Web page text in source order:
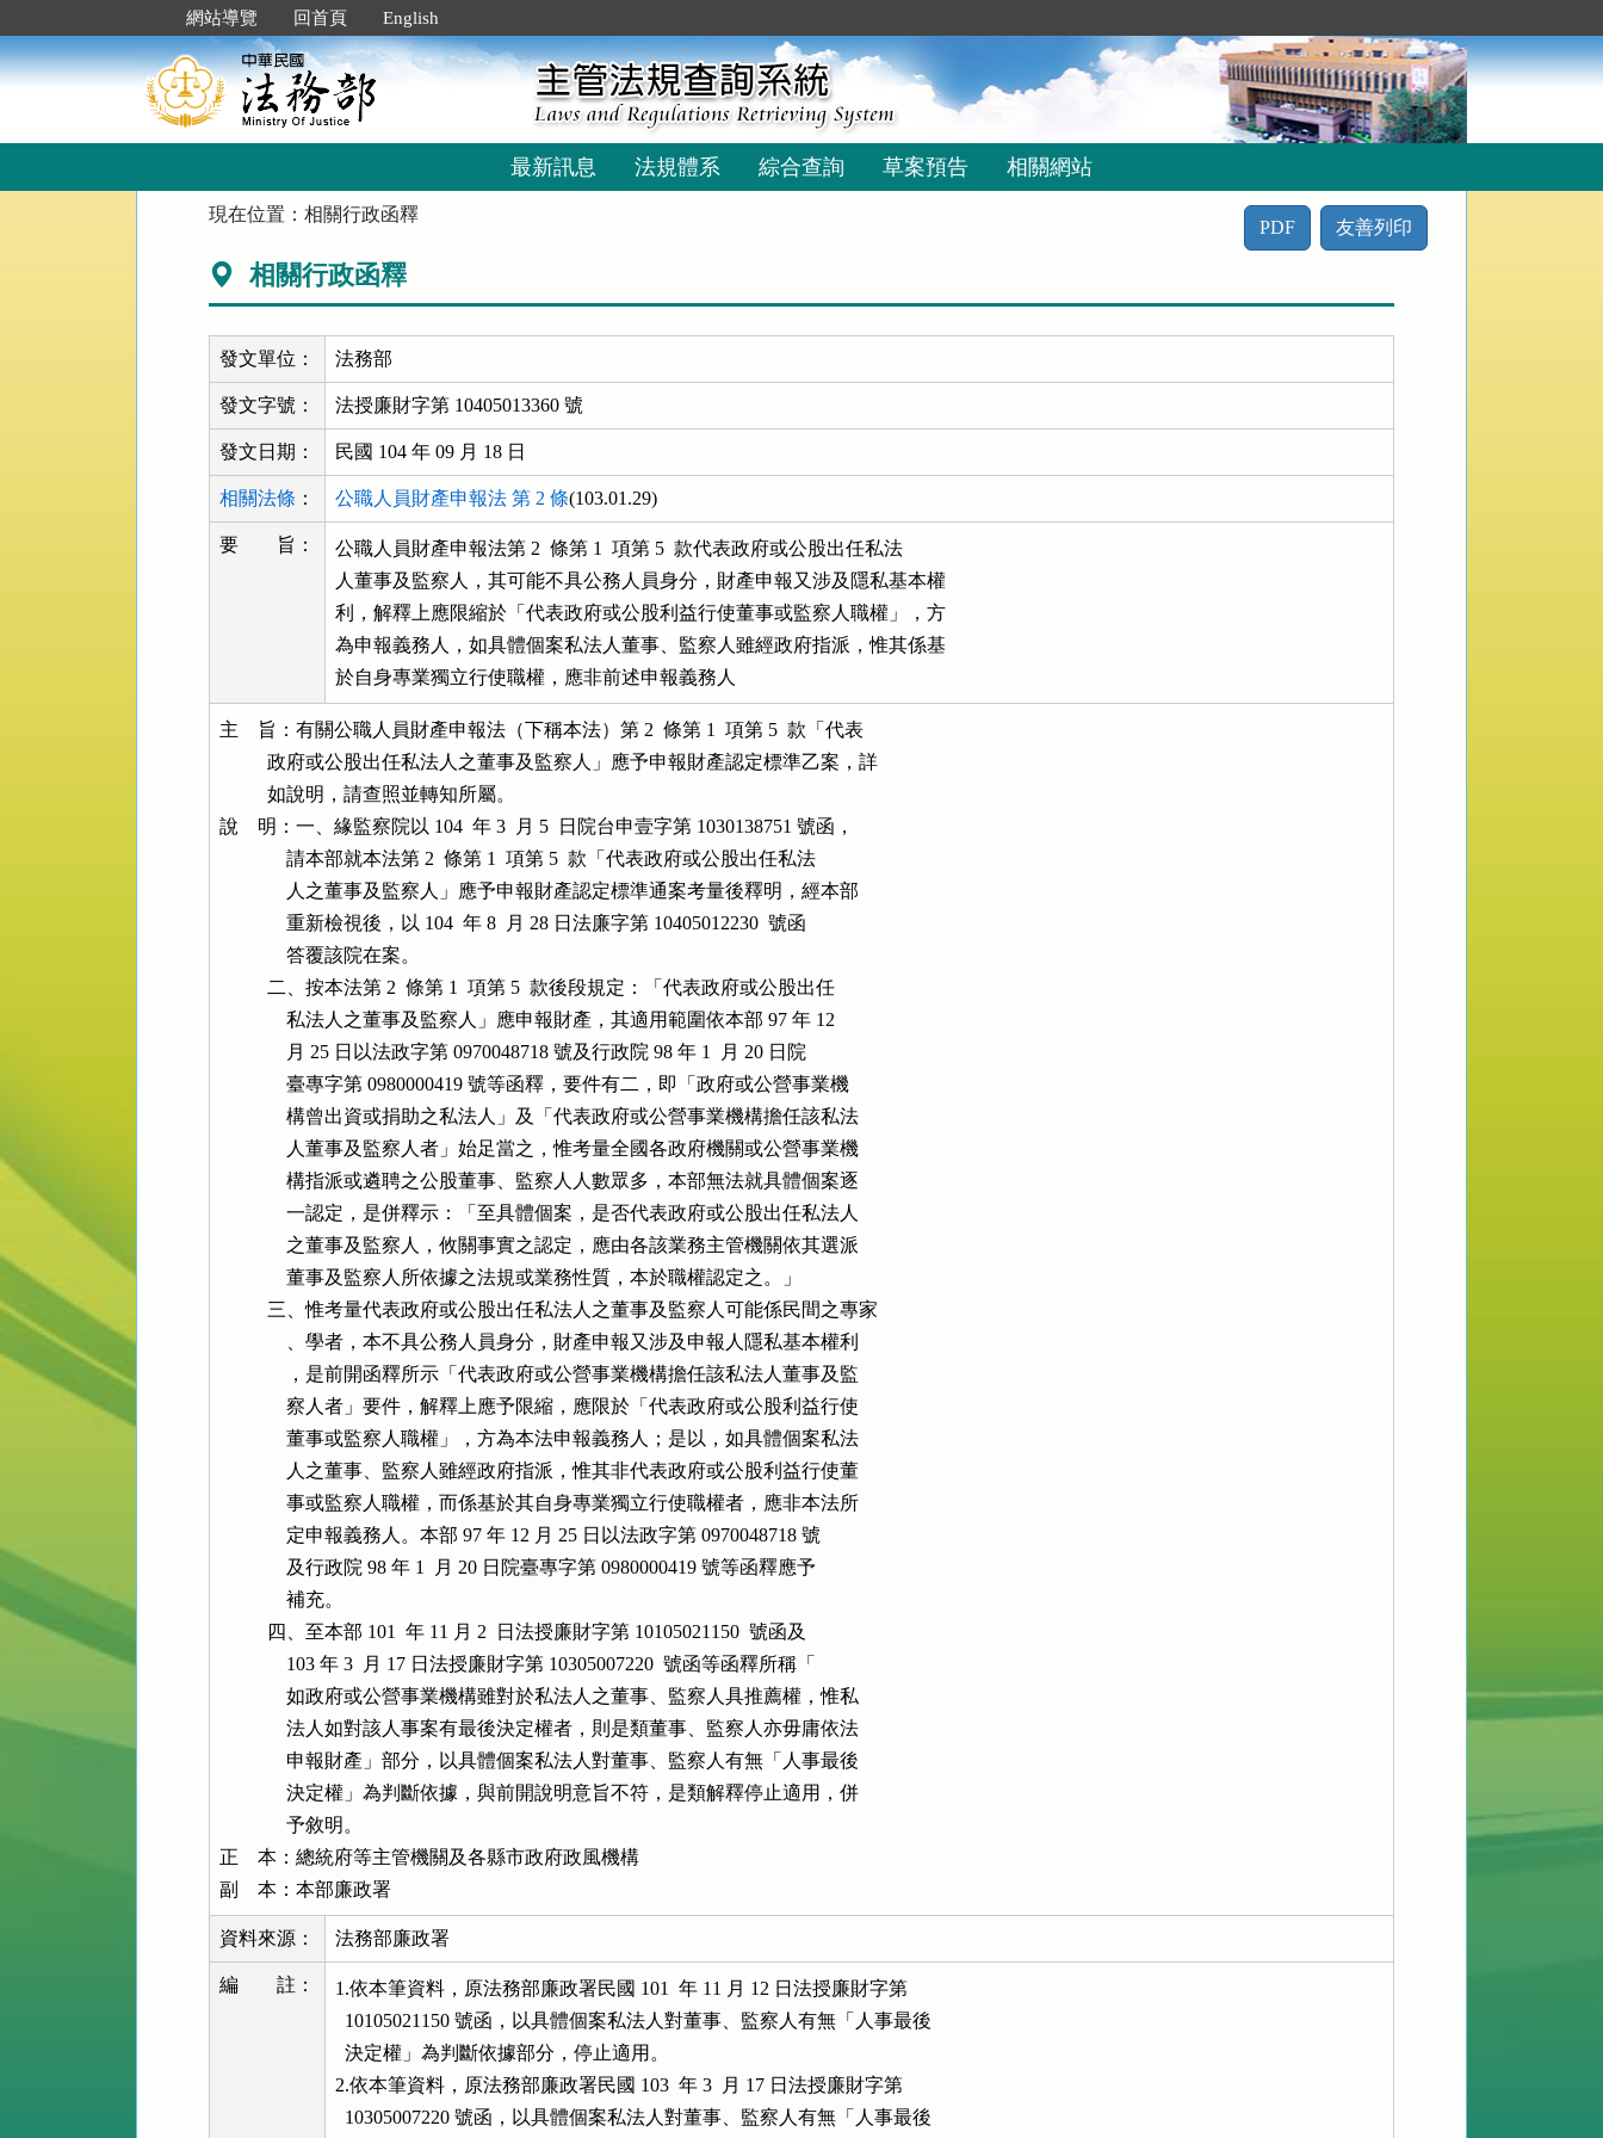
到
主
要
網站導覽 回首頁 English
最新訊息 法規體系 綜合查詢 草案預告 相關網站
現在位置：相關行政函釋
PDF 友善列印
相關行政函釋
發文單位： 法務部
發文字號： 法授廉財字第 10405013360 號
發文日期： 民國 104 年 09 月 18 日
相關法條 ： 公職人員財產申報法 第 2 條(103.01.29)
要 旨：
公職人員財產申報法第 2  條第 1  項第 5  款代表政府或公股出任私法
人董事及監察人，其可能不具公務人員身分，財產申報又涉及隱私基本權
利，解釋上應限縮於「代表政府或公股利益行使董事或監察人職權」，方
為申報義務人，如具體個案私法人董事、監察人雖經政府指派，惟其係基
於自身專業獨立行使職權，應非前述申報義務人
主    旨：有關公職人員財產申報法（下稱本法）第 2  條第 1  項第 5  款「代表
          政府或公股出任私法人之董事及監察人」應予申報財產認定標準乙案，詳
          如說明，請查照並轉知所屬。
說    明：一、緣監察院以 104  年 3  月 5  日院台申壹字第 1030138751 號函，
              請本部就本法第 2  條第 1  項第 5  款「代表政府或公股出任私法
              人之董事及監察人」應予申報財產認定標準通案考量後釋明，經本部
              重新檢視後，以 104  年 8  月 28 日法廉字第 10405012230  號函
              答覆該院在案。
          二、按本法第 2  條第 1  項第 5  款後段規定：「代表政府或公股出任
              私法人之董事及監察人」應申報財產，其適用範圍依本部 97 年 12
              月 25 日以法政字第 0970048718 號及行政院 98 年 1  月 20 日院
              臺專字第 0980000419 號等函釋，要件有二，即「政府或公營事業機
              構曾出資或捐助之私法人」及「代表政府或公營事業機構擔任該私法
              人董事及監察人者」始足當之，惟考量全國各政府機關或公營事業機
              構指派或遴聘之公股董事、監察人人數眾多，本部無法就具體個案逐
              一認定，是併釋示：「至具體個案，是否代表政府或公股出任私法人
              之董事及監察人，攸關事實之認定，應由各該業務主管機關依其選派
              董事及監察人所依據之法規或業務性質，本於職權認定之。」
          三、惟考量代表政府或公股出任私法人之董事及監察人可能係民間之專家
              、學者，本不具公務人員身分，財產申報又涉及申報人隱私基本權利
              ，是前開函釋所示「代表政府或公營事業機構擔任該私法人董事及監
              察人者」要件，解釋上應予限縮，應限於「代表政府或公股利益行使
              董事或監察人職權」，方為本法申報義務人；是以，如具體個案私法
              人之董事、監察人雖經政府指派，惟其非代表政府或公股利益行使董
              事或監察人職權，而係基於其自身專業獨立行使職權者，應非本法所
              定申報義務人。本部 97 年 12 月 25 日以法政字第 0970048718 號
              及行政院 98 年 1  月 20 日院臺專字第 0980000419 號等函釋應予
              補充。
          四、至本部 101  年 11 月 2  日法授廉財字第 10105021150  號函及
              103 年 3  月 17 日法授廉財字第 10305007220  號函等函釋所稱「
              如政府或公營事業機構雖對於私法人之董事、監察人具推薦權，惟私
              法人如對該人事案有最後決定權者，則是類董事、監察人亦毋庸依法
              申報財產」部分，以具體個案私法人對董事、監察人有無「人事最後
              決定權」為判斷依據，與前開說明意旨不符，是類解釋停止適用，併
              予敘明。
正    本：總統府等主管機關及各縣市政府政風機構
副    本：本部廉政署
資料來源： 法務部廉政署
編 註：
1.依本筆資料，原法務部廉政署民國 101  年 11 月 12 日法授廉財字第
  10105021150 號函，以具體個案私法人對董事、監察人有無「人事最後
  決定權」為判斷依據部分，停止適用。
2.依本筆資料，原法務部廉政署民國 103  年 3  月 17 日法授廉財字第
  10305007220 號函，以具體個案私法人對董事、監察人有無「人事最後